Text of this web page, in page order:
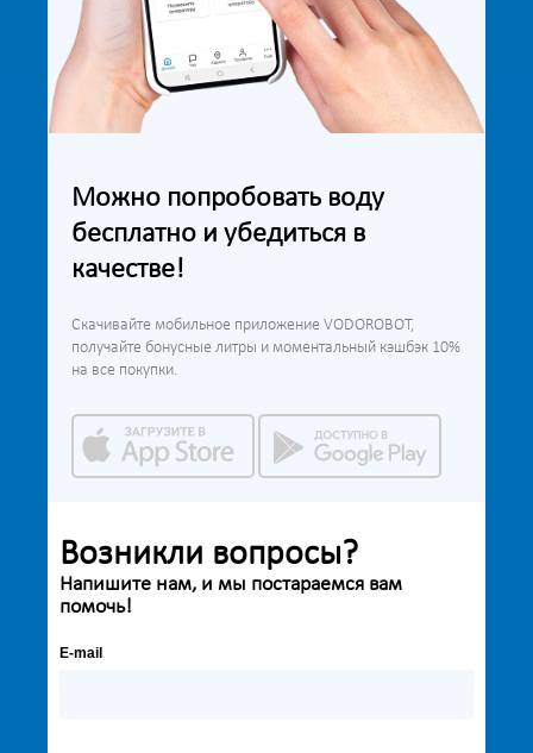
Можно попробовать воду
бесплатно и убедиться в
качестве!
Скачивайте мобильное приложение VODOROBOT,
получайте бонусные литры и моментальный кэшбэк 10%
на все покупки.
Возникли вопросы?
Напишите нам, и мы постараемся вам
помочь!
E-mail